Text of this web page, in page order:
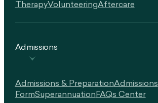
TherapyVolunteeringAftercare
Admissions
Admissions & PreparationAdmissions
FormSuperannuation FAQs Center